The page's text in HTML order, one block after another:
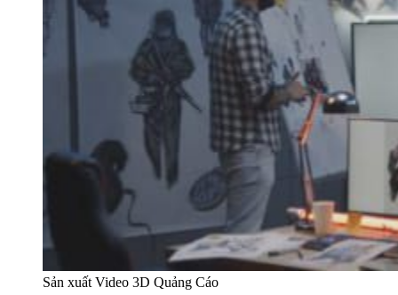
Sản xuất Video 3D Quảng Cáo